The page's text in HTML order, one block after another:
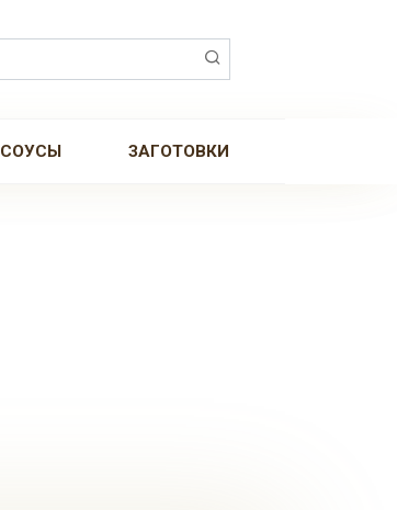
СОУСЫ ЗАГОТОВКИ